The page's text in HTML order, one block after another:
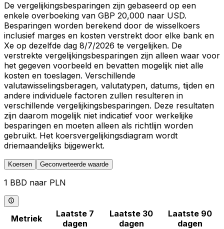
De vergelijkingsbesparingen zijn gebaseerd op een
enkele overboeking van GBP 20,000 naar USD.
Besparingen worden berekend door de wisselkoers
inclusief marges en kosten verstrekt door elke bank en
Xe op dezelfde dag 8/7/2026 te vergelijken. De
verstrekte vergelijkingsbesparingen zijn alleen waar voor
het gegeven voorbeeld en bevatten mogelijk niet alle
kosten en toeslagen. Verschillende
valutawisselingsberagen, valutatypen, datums, tijden en
andere individuele factoren zullen resulteren in
verschillende vergelijkingsbesparingen. Deze resultaten
zijn daarom mogelijk niet indicatief voor werkelijke
besparingen en moeten alleen als richtlijn worden
gebruikt. Het koersvergelijkingsdiagram wordt
driemaandelijks bijgewerkt.
Koersen Geconverteerde waarde
1 BBD naar PLN
Metriek
Laatste 7
dagen
Laatste 30
dagen
Laatste 90
dagen